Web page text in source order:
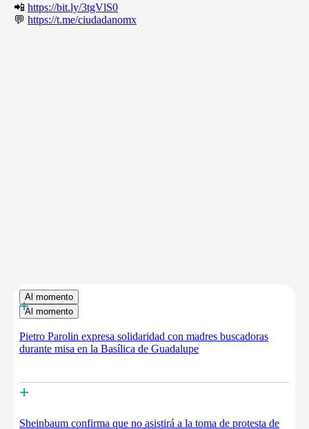
📲 https://bit.ly/3tgVlS0
💬 https://t.me/ciudadanomx
Al momento
Al momento
+
Pietro Parolin expresa solidaridad con madres buscadoras
durante misa en la Basílica de Guadalupe
+
Sheinbaum confirma que no asistirá a la toma de protesta de